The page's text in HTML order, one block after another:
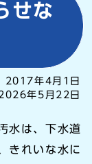
せな
2017年4月1日
年5月22日
水は、下水道
きれいな水に